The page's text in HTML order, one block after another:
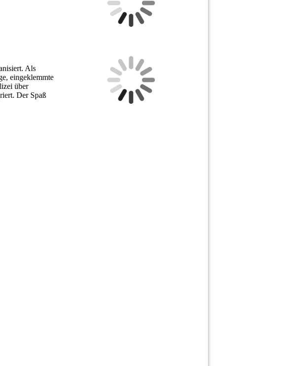
Als
eingeklemmte
über
Der Spaß